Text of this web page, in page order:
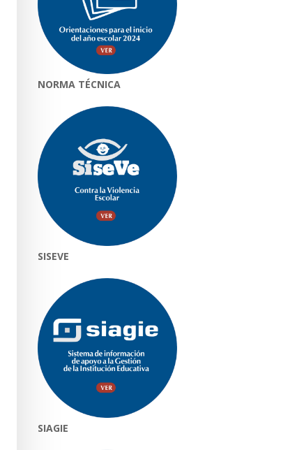
NORMA TÉCNICA
SISEVE
SIAGIE